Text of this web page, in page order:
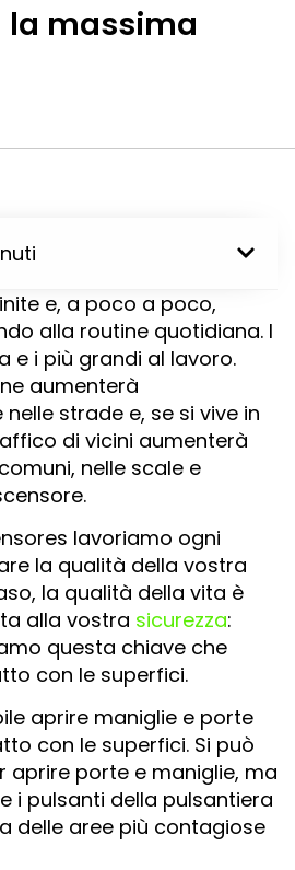
la massima
e, a poco a poco,
alla routine quotidiana. I
e i più grandi al lavoro.
aumenterà
strade e, se si vive in
di vicini aumenterà
nelle scale e
lavoriamo ogni
la qualità della vostra
la qualità della vita è
alla vostra sicurezza:
questa chiave che
con le superfici.
aprire maniglie e porte
con le superfici. Si può
aprire porte e maniglie, ma
i pulsanti della pulsantiera
delle aree più contagiose